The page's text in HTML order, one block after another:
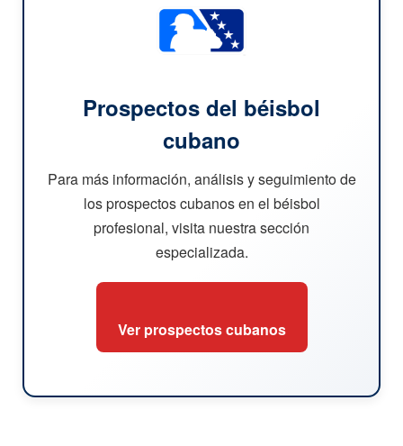
Prospectos del béisbol
cubano
Para más información, análisis y seguimiento de
los prospectos cubanos en el béisbol
profesional, visita nuestra sección
especializada.
Ver prospectos cubanos